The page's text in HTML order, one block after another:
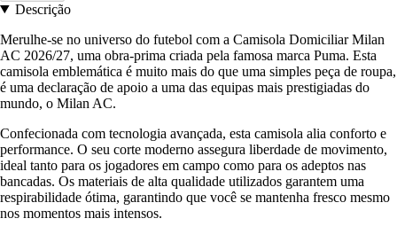
Descrição
Merulhe-se no universo do futebol com a Camisola Domiciliar Milan
AC 2026/27, uma obra-prima criada pela famosa marca Puma. Esta
camisola emblemática é muito mais do que uma simples peça de roupa,
é uma declaração de apoio a uma das equipas mais prestigiadas do
mundo, o Milan AC.
Confecionada com tecnologia avançada, esta camisola alia conforto e
performance. O seu corte moderno assegura liberdade de movimento,
ideal tanto para os jogadores em campo como para os adeptos nas
bancadas. Os materiais de alta qualidade utilizados garantem uma
respirabilidade ótima, garantindo que você se mantenha fresco mesmo
nos momentos mais intensos.